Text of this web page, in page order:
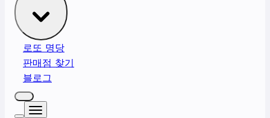
로또 명당
판매점 찾기
블로그